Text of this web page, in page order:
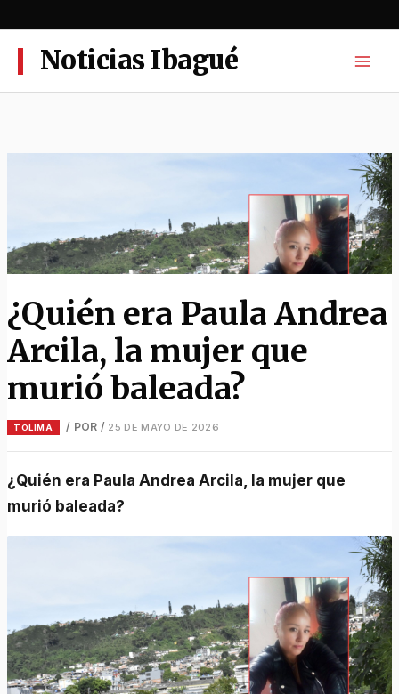
al
contenidoNoticias Ibagué
¿Quién era Paula Andrea
Arcila, la mujer que
murió baleada?
TOLIMA / POR / 25 DE MAYO DE 2026
¿Quién era Paula Andrea Arcila, la mujer que
murió baleada?